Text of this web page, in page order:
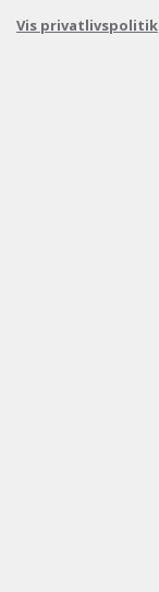
Vis privatlivspolitik